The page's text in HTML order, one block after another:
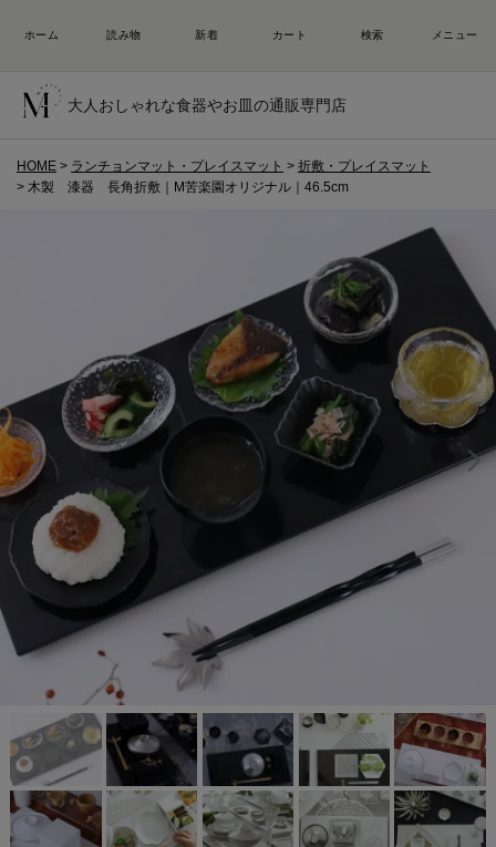
大人おしゃれな食器やお皿の通販専門店
HOME ランチョンマット・プレイスマット
折敷・プレイスマット
木製 漆器 長角折敷｜M苦楽園オリジナル｜46.5cm